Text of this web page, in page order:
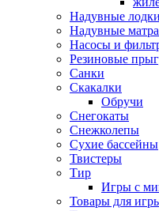
Надувные лодки
Надувные
Насосы и
Резиновые
Санки
Скакалки
Обручи
Снегокаты
Снежколепы
Сухие бассейны
Твистеры
Тир
Игры с
Товары для